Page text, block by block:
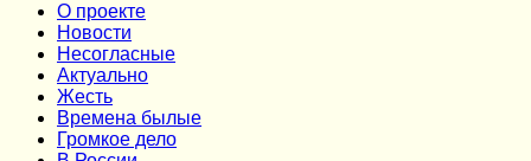
О проекте
Новости
Несогласные
Актуально
Жесть
Времена былые
Громкое дело